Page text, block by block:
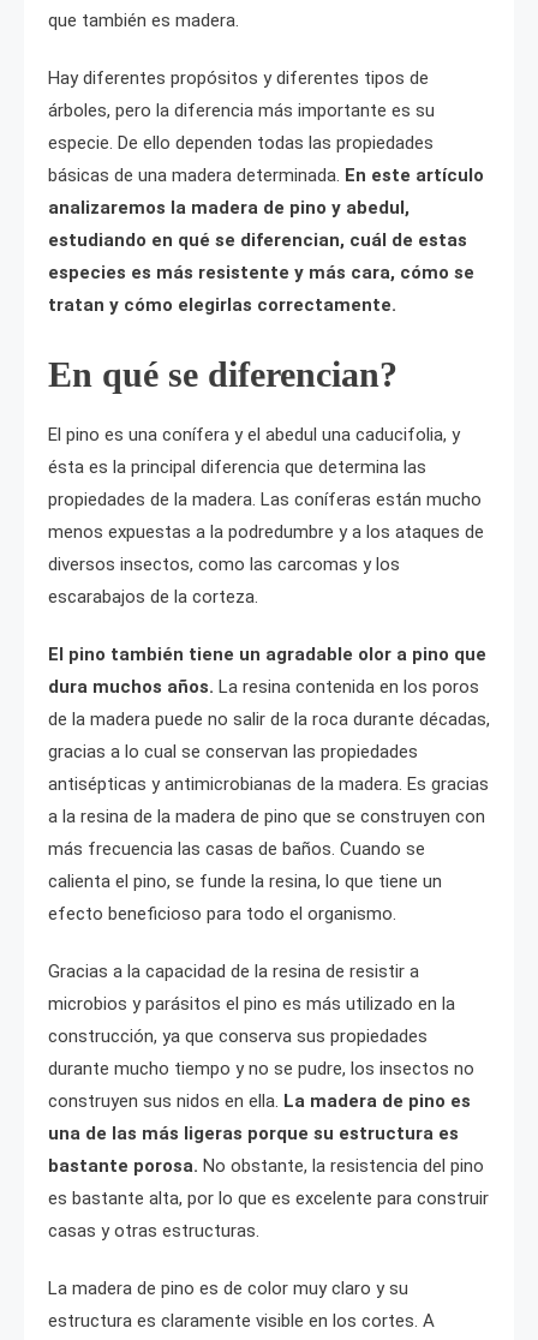
que también es madera.
Hay diferentes propósitos y diferentes tipos de
árboles, pero la diferencia más importante es su
especie. De ello dependen todas las propiedades
básicas de una madera determinada. En este artículo
analizaremos la madera de pino y abedul,
estudiando en qué se diferencian, cuál de estas
especies es más resistente y más cara, cómo se
tratan y cómo elegirlas correctamente.
En qué se diferencian?
El pino es una conífera y el abedul una caducifolia, y
ésta es la principal diferencia que determina las
propiedades de la madera. Las coníferas están mucho
menos expuestas a la podredumbre y a los ataques de
diversos insectos, como las carcomas y los
escarabajos de la corteza.
El pino también tiene un agradable olor a pino que
dura muchos años. La resina contenida en los poros
de la madera puede no salir de la roca durante décadas,
gracias a lo cual se conservan las propiedades
antisépticas y antimicrobianas de la madera. Es gracias
a la resina de la madera de pino que se construyen con
más frecuencia las casas de baños. Cuando se
calienta el pino, se funde la resina, lo que tiene un
efecto beneficioso para todo el organismo.
Gracias a la capacidad de la resina de resistir a
microbios y parásitos el pino es más utilizado en la
construcción, ya que conserva sus propiedades
durante mucho tiempo y no se pudre, los insectos no
construyen sus nidos en ella. La madera de pino es
una de las más ligeras porque su estructura es
bastante porosa. No obstante, la resistencia del pino
es bastante alta, por lo que es excelente para construir
casas y otras estructuras.
La madera de pino es de color muy claro y su
estructura es claramente visible en los cortes. A